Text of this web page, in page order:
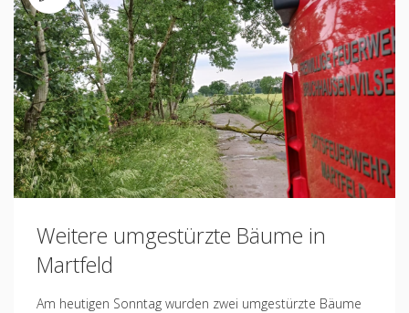
Standard
Weitere umgestürzte Bäume in
Martfeld
Am heutigen Sonntag wurden zwei umgestürzte Bäume